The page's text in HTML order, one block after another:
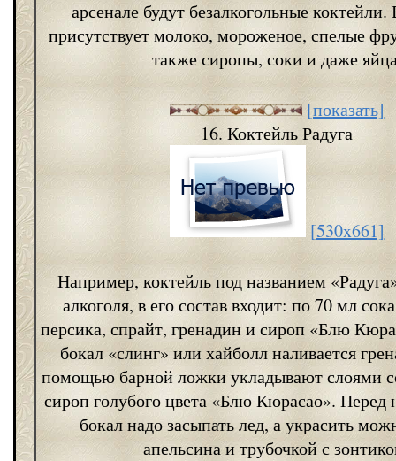
арсенале будут безалкогольные
присутствует молоко, мороженое, спелые
также сиропы, соки и даже
[показать]
16. Коктейль Радуга
[530x661]
Например, коктейль под названием
алкоголя, в его состав входит: по 70 мл
персика, спрайт, гренадин и сироп «Блю
бокал «слинг» или хайболл наливается
помощью барной ложки укладывают слоями
сироп голубого цвета «Блю Кюрасао». Перед
бокал надо засыпать лед, а украсить
апельсина и трубочкой с